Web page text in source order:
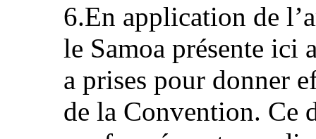
6.En application de
le Samoa présente ici
a prises pour donner
de la Convention. Ce